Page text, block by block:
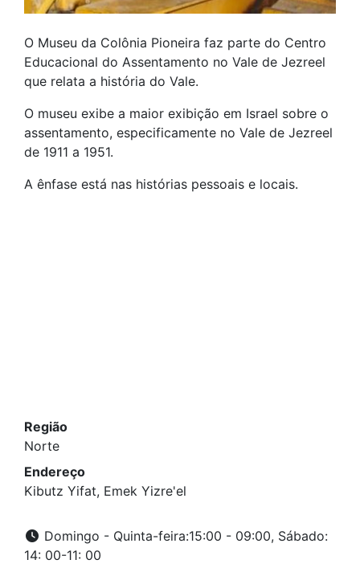
O Museu da Colônia Pioneira faz parte do Centro
Educacional do Assentamento no Vale de Jezreel
que relata a história do Vale.
O museu exibe a maior exibição em Israel sobre o
assentamento, especificamente no Vale de Jezreel
de 1911 a 1951.
A ênfase está nas histórias pessoais e locais.
Região
Norte
Endereço
Kibutz Yifat, Emek Yizre'el
Domingo - Quinta-feira:15:00 - 09:00, Sábado:
14: 00-11: 00